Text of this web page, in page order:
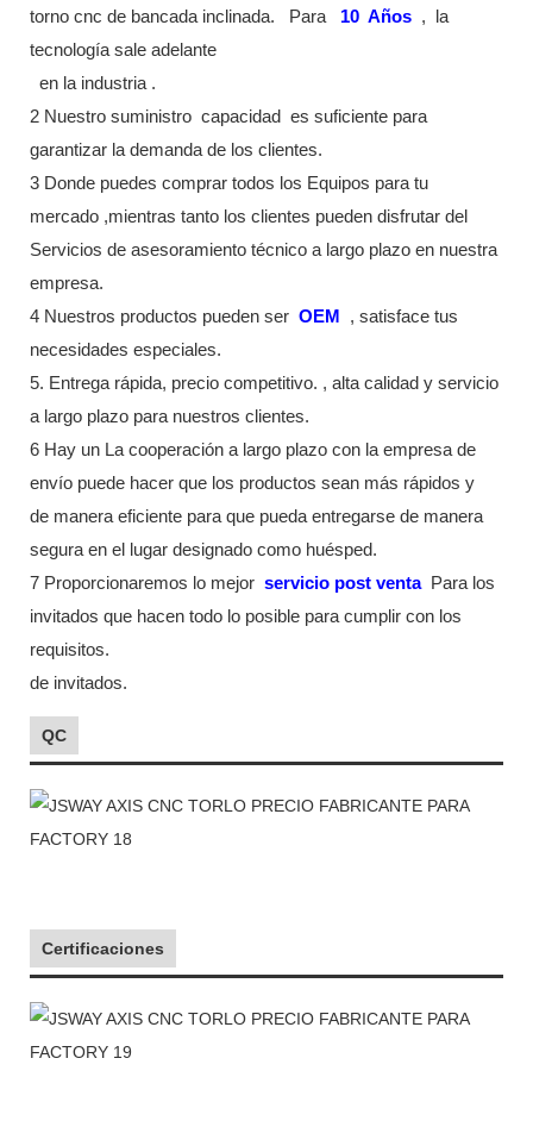
torno cnc de bancada inclinada. Para 10 Años ,
la
tecnología sale adelante
en la industria .
2 Nuestro suministro capacidad
es suficiente para
garantizar la demanda de los clientes.
3 Donde puedes comprar todos los Equipos para tu
mercado ,mientras tanto los clientes pueden disfrutar del
Servicios de asesoramiento técnico a largo plazo en nuestra
empresa.
4 Nuestros productos pueden ser OEM
, satisface tus
necesidades especiales.
5. Entrega rápida, precio competitivo. , alta calidad y servicio
a largo plazo para nuestros clientes.
6 Hay un La cooperación a largo plazo con la empresa de
envío puede hacer que los productos sean más rápidos y
de manera eficiente para que pueda entregarse de manera
segura en el lugar designado como huésped.
7 Proporcionaremos lo mejor servicio post venta Para los
invitados que hacen todo lo posible para cumplir con los
requisitos.
de invitados.
QC
Certificaciones